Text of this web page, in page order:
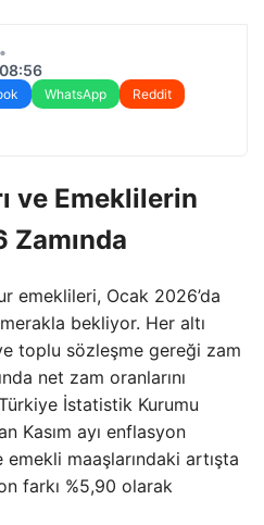
•
WhatsApp
Reddit
ve Emeklilerin
Zamında
emeklileri, Ocak 2026’da
bekliyor. Her altı
toplu sözleşme gereği zam
net zam oranlarını
İstatistik Kurumu
Kasım ayı enflasyon
maaşlarındaki artışta
farkı %5,90 olarak